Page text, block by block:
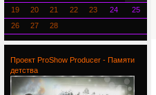
19
20 21 22 23 24
25
26
27 28
Проект ProShow Producer - Памяти
детства